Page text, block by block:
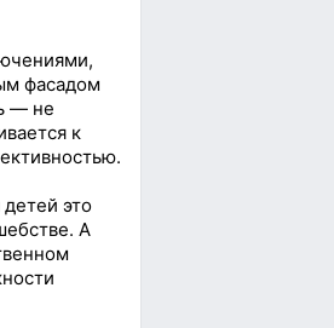
фасадом
— не
к
это
А